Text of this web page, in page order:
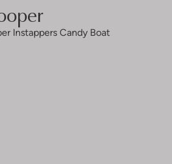
Instappers Candy Boat